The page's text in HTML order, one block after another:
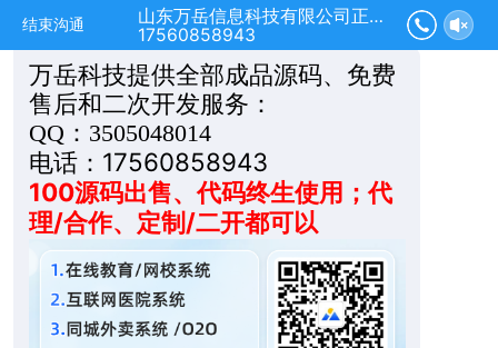
结束沟通
山东万岳信息科技有限公司正在为您服务
17560858943
万**技
万岳科技提供全部成品源码、免费
售后和二次开发服务：
QQ：3505048014
电话：17560858943
100源码出售、代码终生使用；代
理/合作、定制/二开都可以